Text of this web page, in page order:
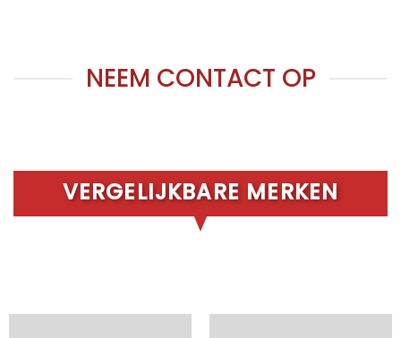
NEEM CONTACT OP
VERGELIJKBARE MERKEN